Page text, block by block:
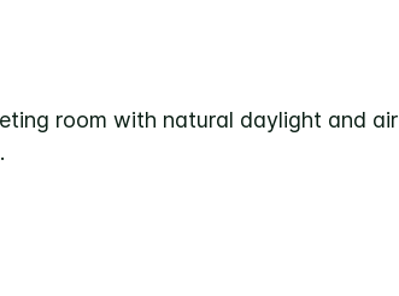
room with natural daylight and air